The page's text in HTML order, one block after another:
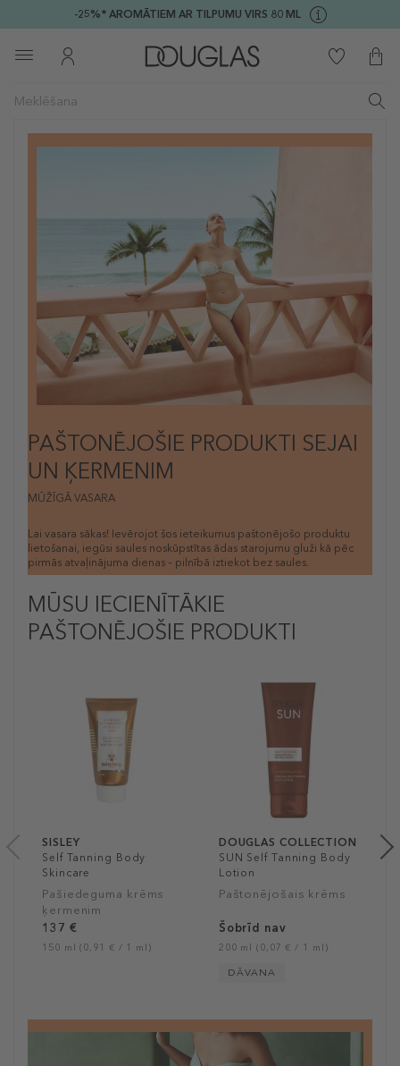
-25%* AROMĀTIEM AR TILPUMU VIRS 80 ML
PAŠTONĒJOŠIE PRODUKTI SEJAI
UN ĶERMENIM
MŪŽĪGĀ VASARA
Lai vasara sākas! Ievērojot šos ieteikumus paštonējošo produktu
lietošanai, iegūsi saules noskūpstītas ādas starojumu gluži kā pēc
pirmās atvaļinājuma dienas – pilnībā iztiekot bez saules.
MŪSU IECIENĪTĀKIE
PAŠTONĒJOŠIE PRODUKTI
SISLEY
Self Tanning Body
Skincare
Pašiedeguma krēms
ķermenim
137 €
150 ml (0,91 € / 1 ml)
DOUGLAS COLLECTION
SUN Self Tanning Body
Lotion
Paštonējošais krēms
Šobrīd nav
200 ml (0,07 € / 1 ml)
DĀVANA